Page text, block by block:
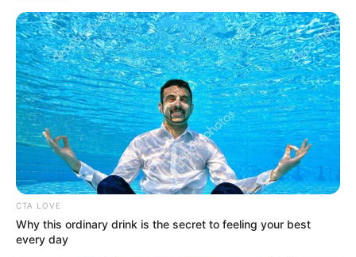
CTA LOVE
Why this ordinary drink is the secret to feeling your best
every day